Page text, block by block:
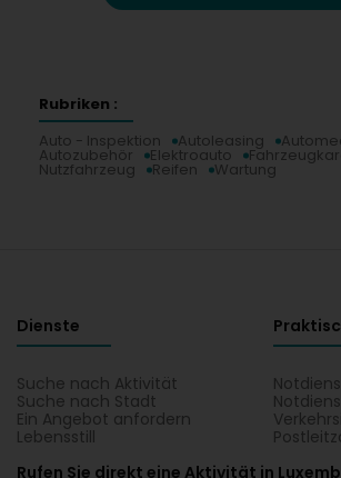
Rubriken :
Auto - Inspektion
Autoleasing
Autozubehör Elektroauto
Nutzfahrzeug Reifen Wartung
Dienste
Suche nach Aktivität
Suche nach Stadt
Ein Angebot anfordern
Lebensstill
Rufen Sie direkt eine Aktivität in